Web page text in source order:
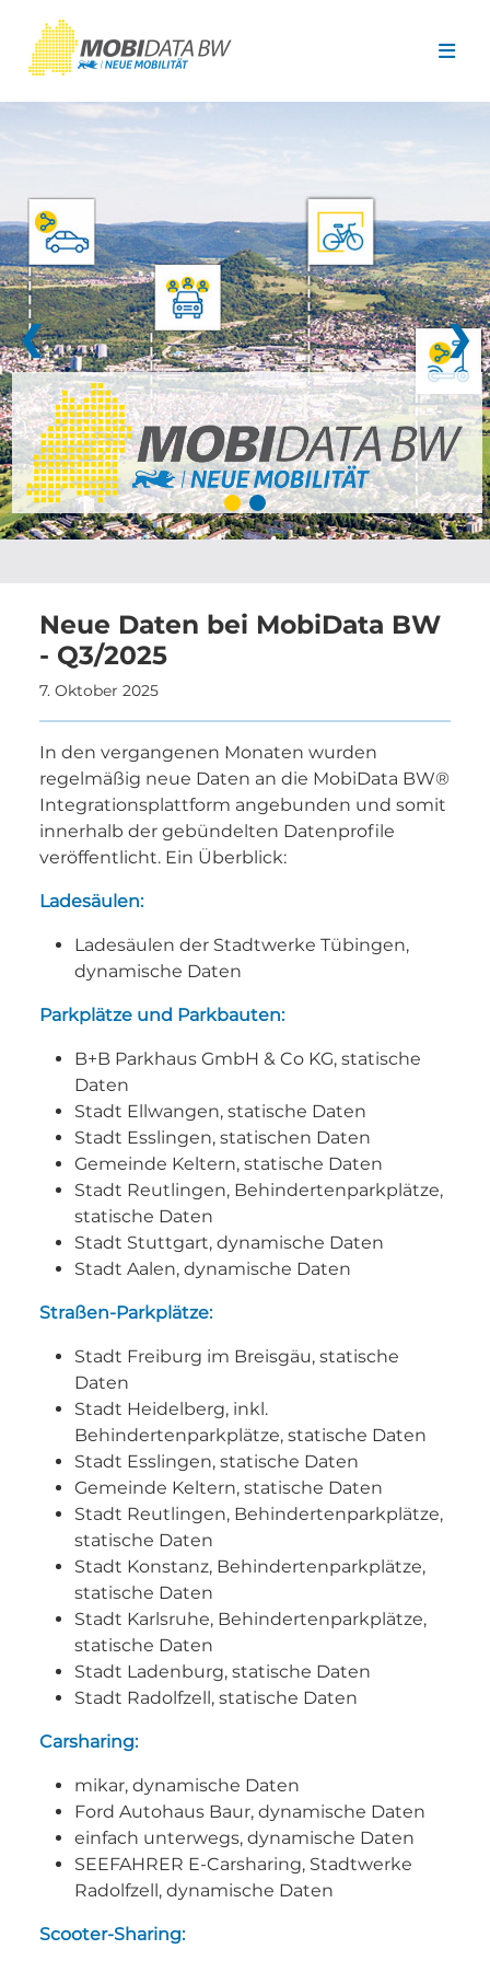
❮ ❯
Neue Daten bei MobiData BW
- Q3/2025
7. Oktober 2025
In den vergangenen Monaten wurden
regelmäßig neue Daten an die MobiData BW®
Integrationsplattform angebunden und somit
innerhalb der gebündelten Datenprofile
veröffentlicht. Ein Überblick:
Ladesäulen:
Ladesäulen der Stadtwerke Tübingen,
dynamische Daten
Parkplätze und Parkbauten:
B+B Parkhaus GmbH & Co KG, statische
Daten
Stadt Ellwangen, statische Daten
Stadt Esslingen, statischen Daten
Gemeinde Keltern, statische Daten
Stadt Reutlingen, Behindertenparkplätze,
statische Daten
Stadt Stuttgart, dynamische Daten
Stadt Aalen, dynamische Daten
Straßen-Parkplätze:
Stadt Freiburg im Breisgäu, statische
Daten
Stadt Heidelberg, inkl.
Behindertenparkplätze, statische Daten
Stadt Esslingen, statische Daten
Gemeinde Keltern, statische Daten
Stadt Reutlingen, Behindertenparkplätze,
statische Daten
Stadt Konstanz, Behindertenparkplätze,
statische Daten
Stadt Karlsruhe, Behindertenparkplätze,
statische Daten
Stadt Ladenburg, statische Daten
Stadt Radolfzell, statische Daten
Carsharing:
mikar, dynamische Daten
Ford Autohaus Baur, dynamische Daten
einfach unterwegs, dynamische Daten
SEEFAHRER E-Carsharing, Stadtwerke
Radolfzell, dynamische Daten
Scooter-Sharing: